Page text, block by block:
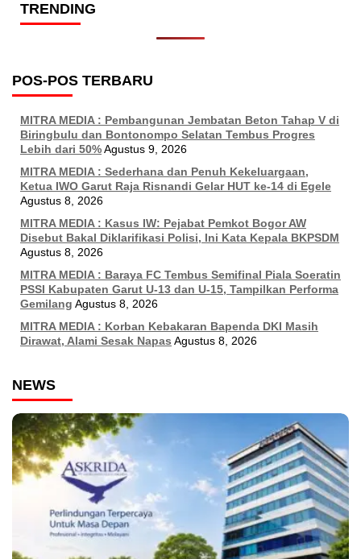
TRENDING
POS-POS TERBARU
MITRA MEDIA : Pembangunan Jembatan Beton Tahap V di
Biringbulu dan Bontonompo Selatan Tembus Progres
Lebih dari 50%Agustus 9, 2026
MITRA MEDIA : Sederhana dan Penuh Kekeluargaan,
Ketua IWO Garut Raja Risnandi Gelar HUT ke-14 di Egele
Agustus 8, 2026
MITRA MEDIA : Kasus IW: Pejabat Pemkot Bogor AW
Disebut Bakal Diklarifikasi Polisi, Ini Kata Kepala BKPSDM
Agustus 8, 2026
MITRA MEDIA : Baraya FC Tembus Semifinal Piala Soeratin
PSSI Kabupaten Garut U-13 dan U-15, Tampilkan Performa
Gemilang Agustus 8, 2026
MITRA MEDIA : Korban Kebakaran Bapenda DKI Masih
Dirawat, Alami Sesak Napas Agustus 8, 2026
NEWS